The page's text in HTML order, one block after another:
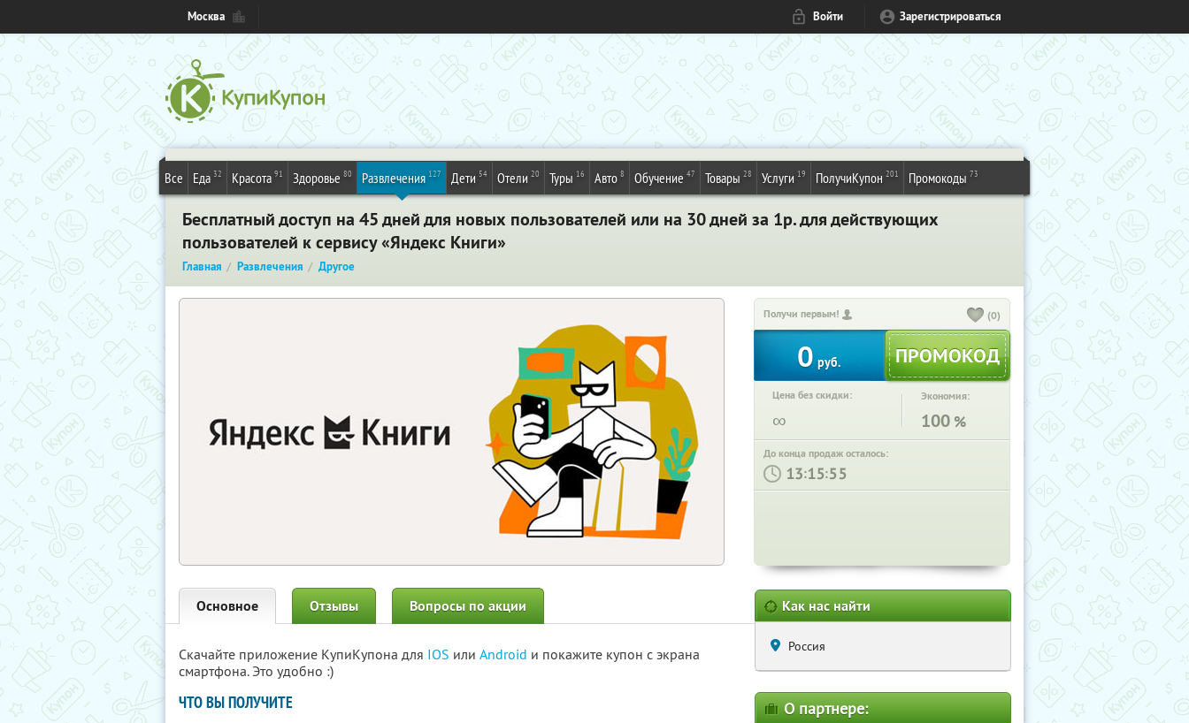
Москва Войти Зарегистрироваться
Все Еда 32 Красота 91 Здоровье 80 Развлечения 127 Дети 54 Отели 20 Туры 16 Авто 8 Обучение 47 Товары 28 Услуги 19 ПолучиКупон 201 Промокоды 73
Бесплатный доступ на 45 дней для новых пользователей или на 30 дней за 1р. для действующих
пользователей к сервису «Яндекс Книги»
Главная Развлечения Другое
Получи первым! (0)
0 руб.
Цена без скидки:
∞
Экономия:
100 %
До конца продаж осталось:
: :
Основное Отзывы Вопросы по акции
Скачайте приложение КупиКупона для IOS или Android и покажите купон с экрана
смартфона. Это удобно :)
ЧТО ВЫ ПОЛУЧИТЕ
Как нас найти
Россия
О партнере: